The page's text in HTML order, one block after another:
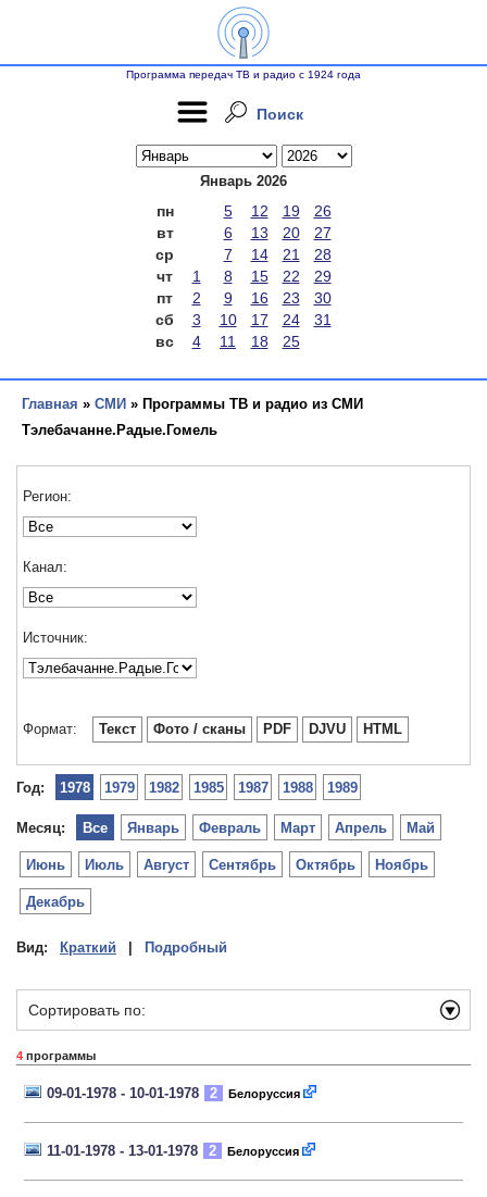
Программа передач ТВ и радио с 1924 года
Поиск
Январь 2026
пн 5 12 19
26
вт
6 13 20
27
ср
7 14 21
28
чт
1 8 15 22
29
пт
2 9 16 23
30
сб
3 10 17 24
31
вс
4 11 18 25
Главная » СМИ » Программы ТВ и радио из СМИ
Тэлебачанне.Радые.Гомель
Регион:
Канал:
Источник:
Формат: Текст Фото / сканы PDF DJVU HTML
Год: 1978 1979 1982 1985 1987 1988 1989
Месяц: Январь Февраль Март Апрель Май
Июнь Июль Август Сентябрь Октябрь Ноябрь
Декабрь
Все
Вид: Краткий Подробный
Сортировать по:
4 программы
09-01-1978 - 10-01-1978 2 Белоруссия
11-01-1978 - 13-01-1978 2 Белоруссия